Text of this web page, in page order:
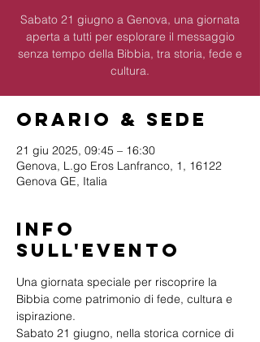
Sabato 21 giugno a Genova, una giornata
aperta a tutti per esplorare il messaggio
senza tempo della Bibbia, tra storia, fede e
cultura.
Orario & Sede
21 giu 2025, 09:45 – 16:30
Genova, L.go Eros Lanfranco, 1, 16122
Genova GE, Italia
Info
sull'evento
Una giornata speciale per riscoprire la
Bibbia come patrimonio di fede, cultura e
ispirazione.
Sabato 21 giugno, nella storica cornice di